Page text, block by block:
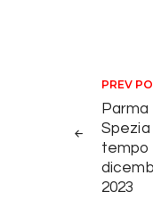
PREV
Parma
Spezia
tempo
2023